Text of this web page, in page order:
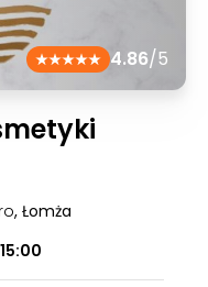
4.86/5
, Łomża